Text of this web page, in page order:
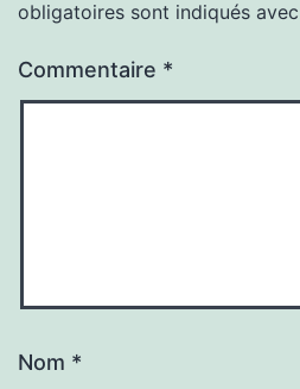
obligatoires sont indiqués avec
Commentaire *
Nom *